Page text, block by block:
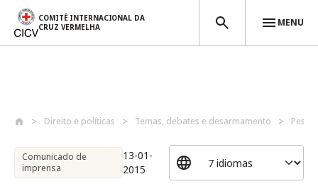
COMITÊ INTERNACIONAL DA
CRUZ VERMELHA
MENU
Direito e políticas Temas, debates e desarmamento
Comunicado de
imprensa
13-01-
2015